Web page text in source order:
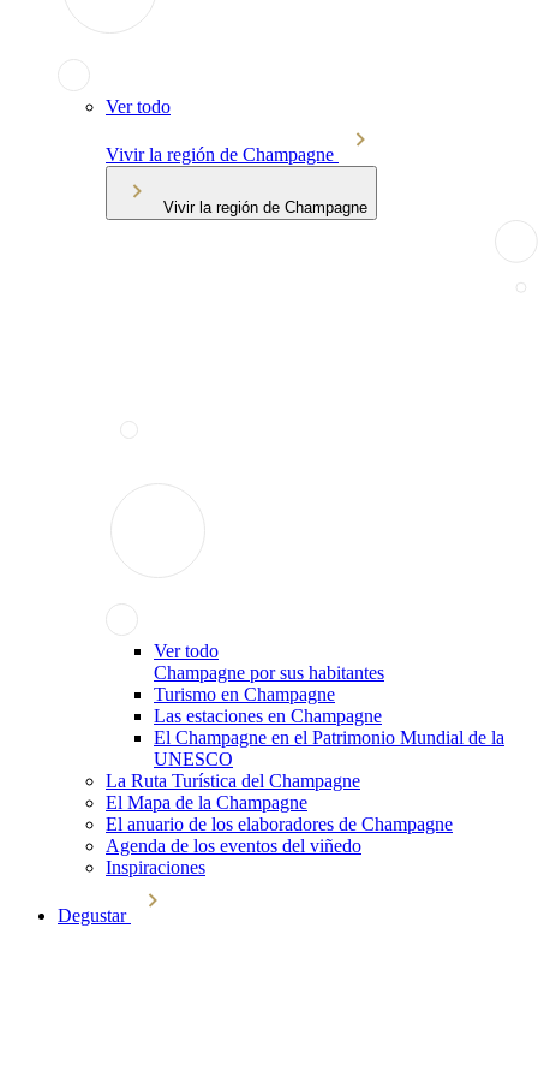
Ver todo
Vivir la región de Champagne
Vivir la región de Champagne
Ver todo
Champagne por sus habitantes
Turismo en Champagne
Las estaciones en Champagne
El Champagne en el Patrimonio Mundial de la
UNESCO
La Ruta Turística del Champagne
El Mapa de la Champagne
El anuario de los elaboradores de Champagne
Agenda de los eventos del viñedo
Inspiraciones
Degustar